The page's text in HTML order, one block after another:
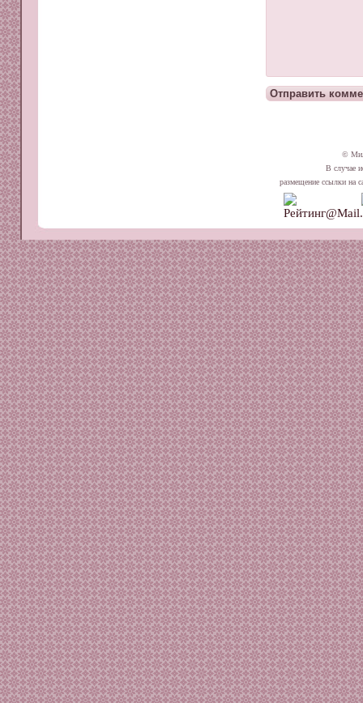
©
В случае
размещение ссылки на